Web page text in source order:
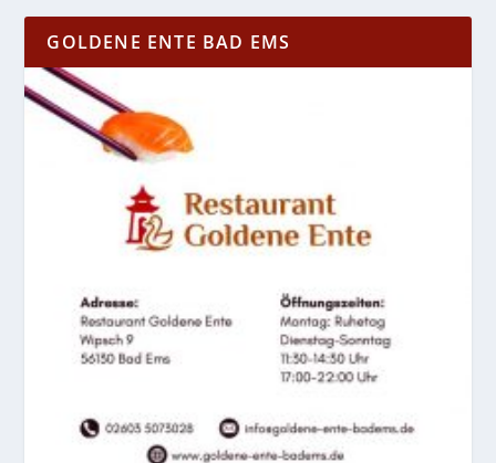
GOLDENE ENTE BAD EMS